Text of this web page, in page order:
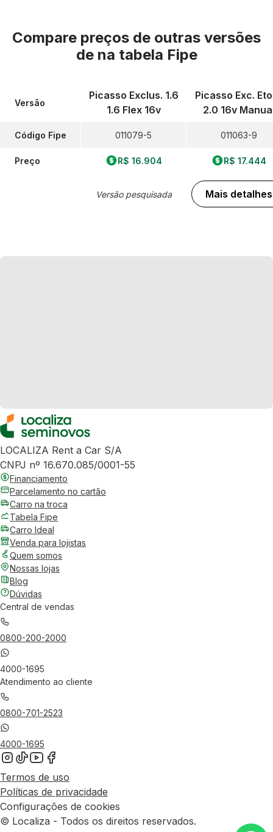
Compare preços de outras versões
de na tabela Fipe
Versão
Código Fipe
Preço
Picasso Exclus. 1.6
1.6 Flex 16v
011079-5
R$ 16.904
Versão pesquisada
Picasso Exc.
2.0 16v
011063-9
R$ 17.444
Mais detalhes
LOCALIZA Rent a Car S/A
CNPJ nº 16.670.085/0001-55
Financiamento
Parcelamento no cartão
Carro na troca
Tabela Fipe
Carro Ideal
Venda para lojistas
Quem somos
Nossas lojas
Blog
Dúvidas
Central de vendas
0800-200-2000
4000-1695
Atendimento ao cliente
0800-701-2523
4000-1695
Termos de uso
Políticas de privacidade
Configurações de cookies
© Localiza - Todos os direitos reservados.